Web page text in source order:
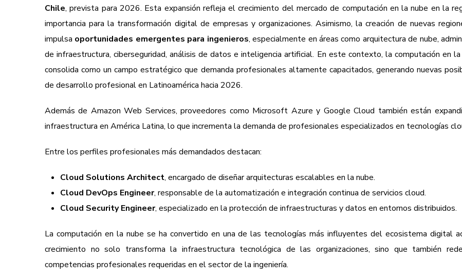
Chile, prevista para 2026. Esta expansión refleja el crecimiento del mercado de computación en la nube en la
importancia para la transformación digital de empresas y organizaciones. Asimismo, la creación de nuevas
impulsa oportunidades emergentes para ingenieros, especialmente en áreas como arquitectura de nube,
de infraestructura, ciberseguridad, análisis de datos e inteligencia artificial. En este contexto, la computación en
consolida como un campo estratégico que demanda profesionales altamente capacitados, generando nuevas
de desarrollo profesional en Latinoamérica hacia 2026.
Además de Amazon Web Services, proveedores como Microsoft Azure y Google Cloud también están
infraestructura en América Latina, lo que incrementa la demanda de profesionales especializados en tecnologías
Entre los perfiles profesionales más demandados destacan:
Cloud Solutions Architect, encargado de diseñar arquitecturas escalables en la nube.
Cloud DevOps Engineer, responsable de la automatización e integración continua de servicios cloud.
Cloud Security Engineer, especializado en la protección de infraestructuras y datos en entornos distribuidos.
La computación en la nube se ha convertido en una de las tecnologías más influyentes del ecosistema digital
crecimiento no solo transforma la infraestructura tecnológica de las organizaciones, sino que también
competencias profesionales requeridas en el sector de la ingeniería.